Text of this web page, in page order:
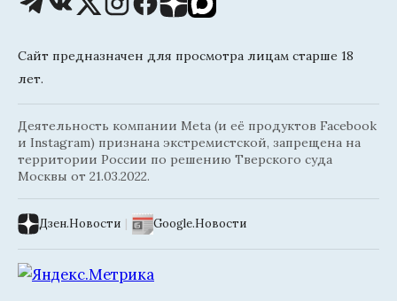
Сайт предназначен для просмотра лицам старше 18
лет.
Деятельность компании Meta (и её продуктов Facebook
и Instagram) признана экстремистской, запрещена на
территории России по решению Тверского суда
Москвы от 21.03.2022.
Дзен.Новости | Google.Новости